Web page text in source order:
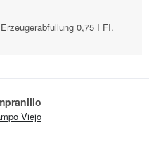
0,75 I FI.
Viejo